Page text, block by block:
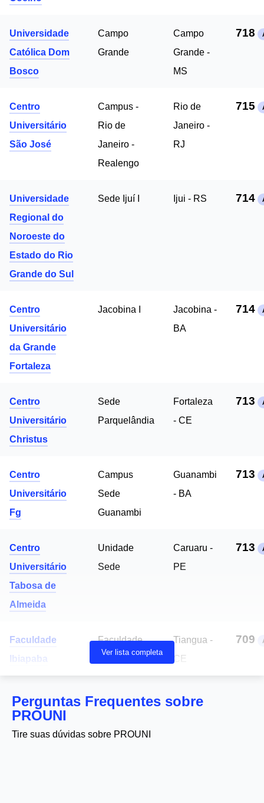
Ver lista completa
Universidade
Católica Dom
Bosco
Campo
Grande
Campo
Grande -
MS
718
Centro
Universitário
São José
Campus -
Rio de
Janeiro -
Realengo
Rio de
Janeiro -
RJ
715
Universidade
Regional do
Noroeste do
Estado do Rio
Grande do Sul
Sede Ijuí I Ijui - RS 714
Centro
Universitário
da Grande
Fortaleza
Jacobina I
Jacobina -
BA
714
Centro
Universitário
Christus
Sede
Parquelândia
Fortaleza
- CE
713
Centro
Universitário
Fg
Campus
Sede
Guanambi
Guanambi
- BA
713
Centro
Universitário
Tabosa de
Almeida
Unidade
Sede
Caruaru -
PE
713
Faculdade
Ibiapaba
Faculdade
Tiangua -
CE
709
Perguntas Frequentes sobre
PROUNI
Tire suas dúvidas sobre PROUNI